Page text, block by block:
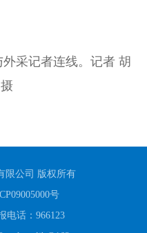
采记者连线。记者 胡
限公司 版权所有
号
电话：966123